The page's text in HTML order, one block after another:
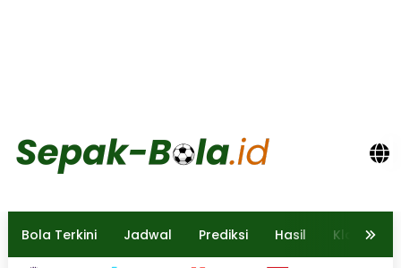
Bola Terkini Jadwal Prediksi Hasil Klasemen